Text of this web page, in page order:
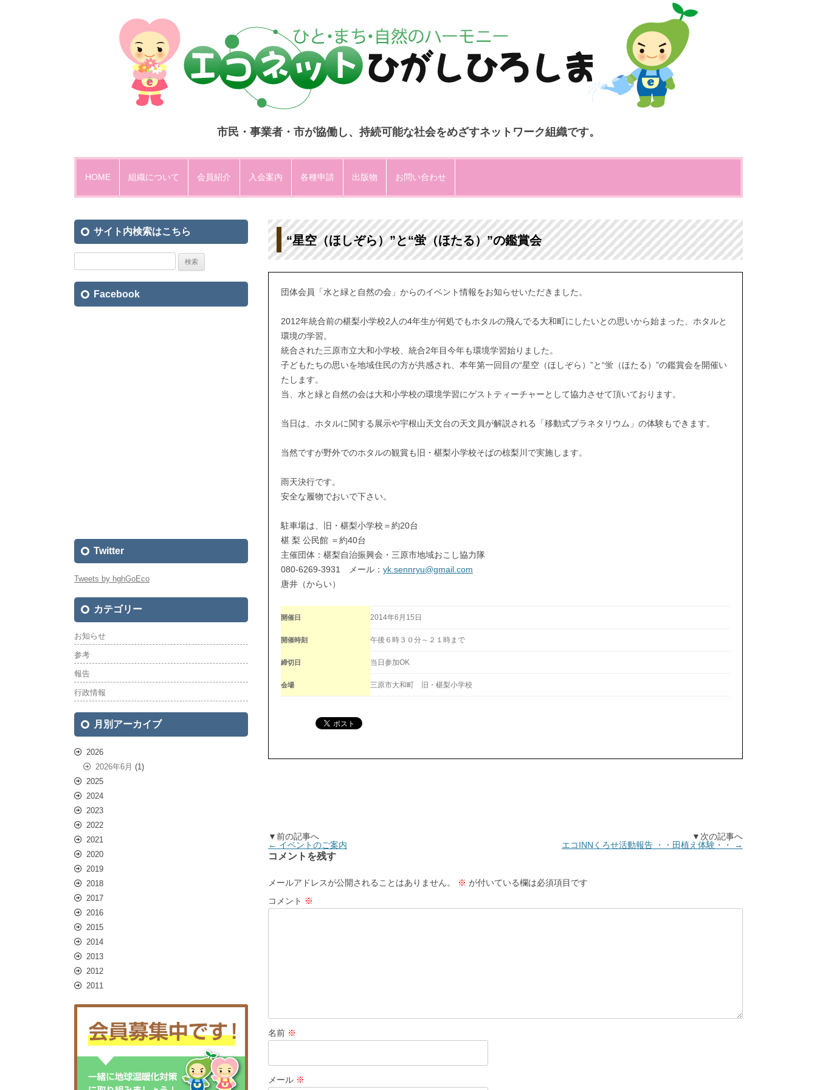
市民・事業者・市が協働し、持続可能な社会をめざすネットワーク組織です。
コ
テ
ツ
キ
ッ
プ
HOME 組織について
運営方法・組織図
エコネットひがしひろしま規約
会員紹介 入会案内 各種申請 出版物 お問い合わせ
“星空（ほしぞら）”と“蛍（ほたる）”の鑑賞会
団体会員「水と緑と自然の会」からのイベント情報をお知らせいただきました。
2012年統合前の椹梨小学校2人の4年生が何処でもホタルの飛んでる大和町にしたいとの思いから始まった、ホタルと
環境の学習。
統合された三原市立大和小学校、統合2年目今年も環境学習始りました。
子どもたちの思いを地域住民の方が共感され、本年第一回目の“星空（ほしぞら）”と“蛍（ほたる）”の鑑賞会を開催い
たします。
当、水と緑と自然の会は大和小学校の環境学習にゲストティーチャーとして協力させて頂いております。
当日は、ホタルに関する展示や宇根山天文台の天文員が解説される「移動式プラネタリウム」の体験もできます。
当然ですが野外でのホタルの観賞も旧・椹梨小学校そばの椋梨川で実施します。
雨天決行です。
安全な履物でおいで下さい。
駐車場は、旧・椹梨小学校＝約20台
椹 梨 公民館 ＝約40台
主催団体：椹梨自治振興会・三原市地域おこし協力隊
080-6269-3931 メール： yk.sennryu@gmail.com
唐井（からい）
開催日 2014年6月15日
開催時刻 午後６時３０分～２１時まで
締切日 当日参加OK
会場 三原市大和町 旧・椹梨小学校
▼前の記事へ
← イベントのご案内
▼次の記事へ
エコINNくろせ活動報告 ・・田植え体験・・
→
コメントを残す
メールアドレスが公開されることはありません。 ※ が付いている欄は必須項目です
コメント ※
名前 ※
メール ※
サイト内検索はこちら
Facebook
Twitter
Tweets by hghGoEco
カテゴリー
お知らせ
参考
報告
行政情報
月別アーカイブ
2026
2026年6月 (1)
2025
2024
2023
2022
2021
2020
2019
2018
2017
2016
2015
2014
2013
2012
2011